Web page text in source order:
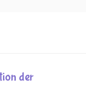
der